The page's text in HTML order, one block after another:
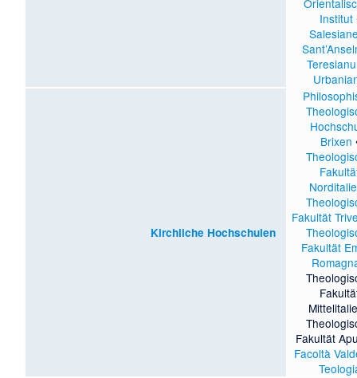
Institut
Kirchliche Hochschulen
Brixen
Fakultät
Fakultät
Fakultät
Facoltà